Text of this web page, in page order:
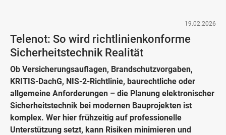
19.02.2026
Telenot: So wird richtlinienkonforme
Sicherheitstechnik Realität
Ob Versicherungsauflagen, Brandschutzvorgaben,
KRITIS-DachG, NIS-2-Richtlinie, baurechtliche oder
allgemeine Anforderungen – die Planung elektronischer
Sicherheitstechnik bei modernen Bauprojekten ist
komplex. Wer hier frühzeitig auf professionelle
Unterstützung setzt, kann Risiken minimieren und